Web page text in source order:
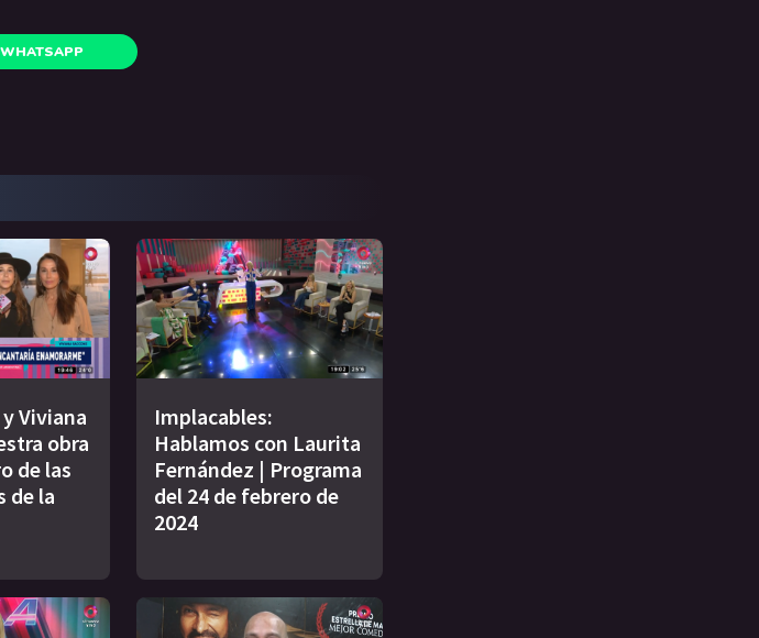
WHATSAPP
Viviana
obra
de las
de la
Implacables:
Hablamos con Laurita
Fernández | Programa
del 24 de febrero de
2024